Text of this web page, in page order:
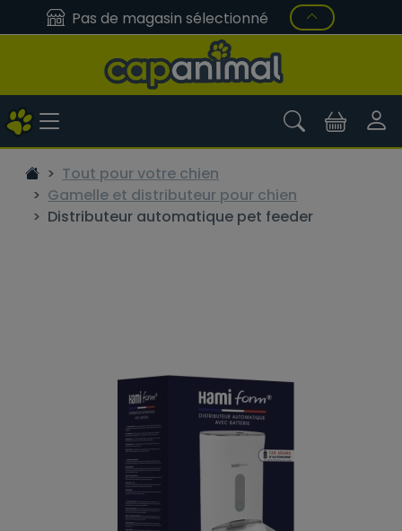
Pas de magasin sélectionné
Tout pour votre chien
Gamelle et distributeur pour chien
Distributeur automatique pet feeder